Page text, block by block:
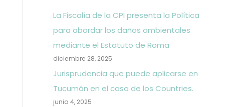
La Fiscalía de la CPI presenta la Política
para abordar los daños ambientales
mediante el Estatuto de Roma
diciembre 28, 2025
Jurisprudencia que puede aplicarse en
Tucumán en el caso de los Countries.
junio 4, 2025